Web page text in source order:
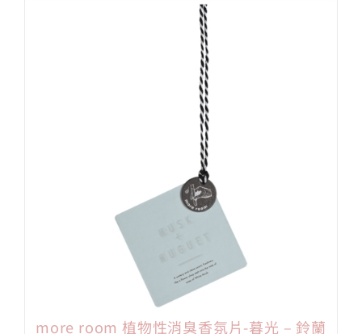
more room 植物性消臭香氛片-暮光 – 鈴蘭